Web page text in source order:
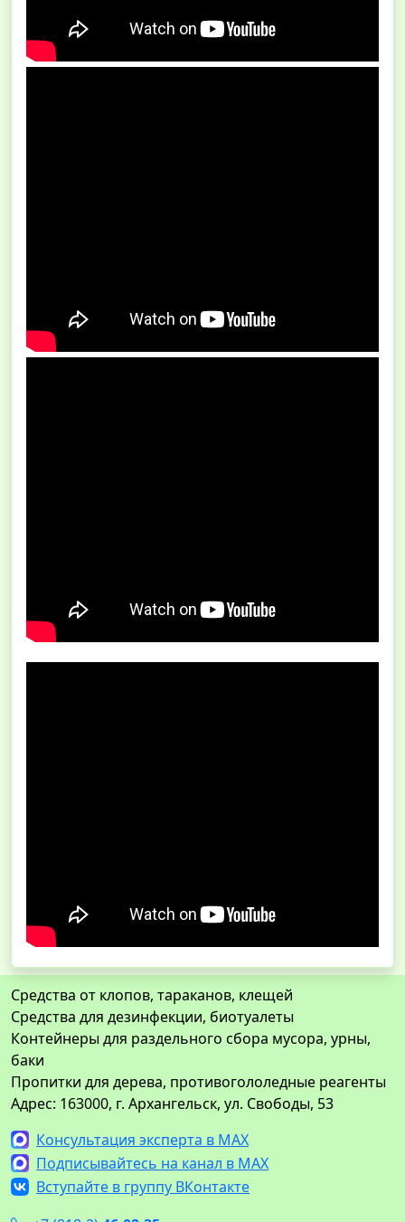
Средства от клопов, тараканов, клещей
Средства для дезинфекции, биотуалеты
Контейнеры для раздельного сбора мусора, урны,
баки
Пропитки для дерева, противогололедные реагенты
Адрес: 163000, г. Архангельск, ул. Свободы, 53
Консультация эксперта в MAX
Подписывайтесь на канал в MAX
Вступайте в группу ВКонтакте